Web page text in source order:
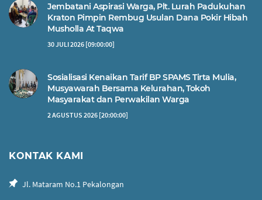
Jembatani Aspirasi Warga, Plt. Lurah Padukuhan
Kraton Pimpin Rembug Usulan Dana Pokir Hibah
Musholla At Taqwa
30 JULI 2026 [09:00:00]
Sosialisasi Kenaikan Tarif BP SPAMS Tirta Mulia,
Musyawarah Bersama Kelurahan, Tokoh
Masyarakat dan Perwakilan Warga
2 AGUSTUS 2026 [20:00:00]
KONTAK KAMI
Jl. Mataram No.1 Pekalongan